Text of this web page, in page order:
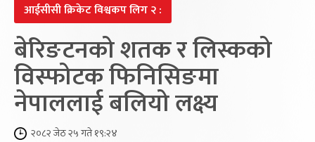
आईसीसी क्रिकेट विश्वकप लिग २ :
बेरिङटनको शतक र लिस्कको
विस्फोटक फिनिसिङमा
नेपाललाई बलियो लक्ष्य
२०८२ जेठ २५ गते १९:२४